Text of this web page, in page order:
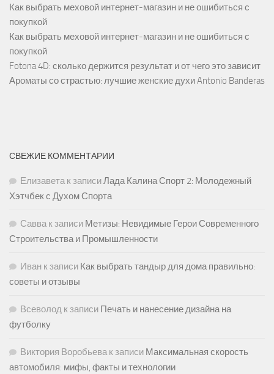
Как выбрать меховой интернет-магазин и не ошибиться с
покупкой
Как выбрать меховой интернет-магазин и не ошибиться с
покупкой
Fotona 4D: сколько держится результат и от чего это зависит
Ароматы со страстью: лучшие женские духи Antonio Banderas
СВЕЖИЕ КОММЕНТАРИИ
Елизаветак записиЛада Калина Спорт 2: Молодежный
Хэтчбек с Духом Спорта
Саввак записи Метизы: Невидимые Герои Современного
Строительства и Промышленности
Иван к записи Как выбрать тандыр для дома правильно:
советы и отзывы
Всеволод к записи Печать и нанесение дизайна на
футболку
Виктория Воробьевак записи Максимальная скорость
автомобиля: мифы, факты и технологии